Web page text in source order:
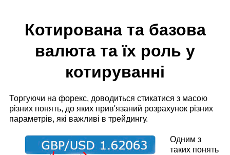
Котирована та базова
валюта та їх роль у
котируванні
Торгуючи на форекс, доводиться стикатися з масою
різних понять, до яких прив'язаний розрахунок різних
параметрів, які важливі в трейдингу.
Одним з
таких понять